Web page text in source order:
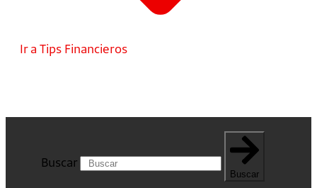
Ir a Tips Financieros
Buscar
Buscar